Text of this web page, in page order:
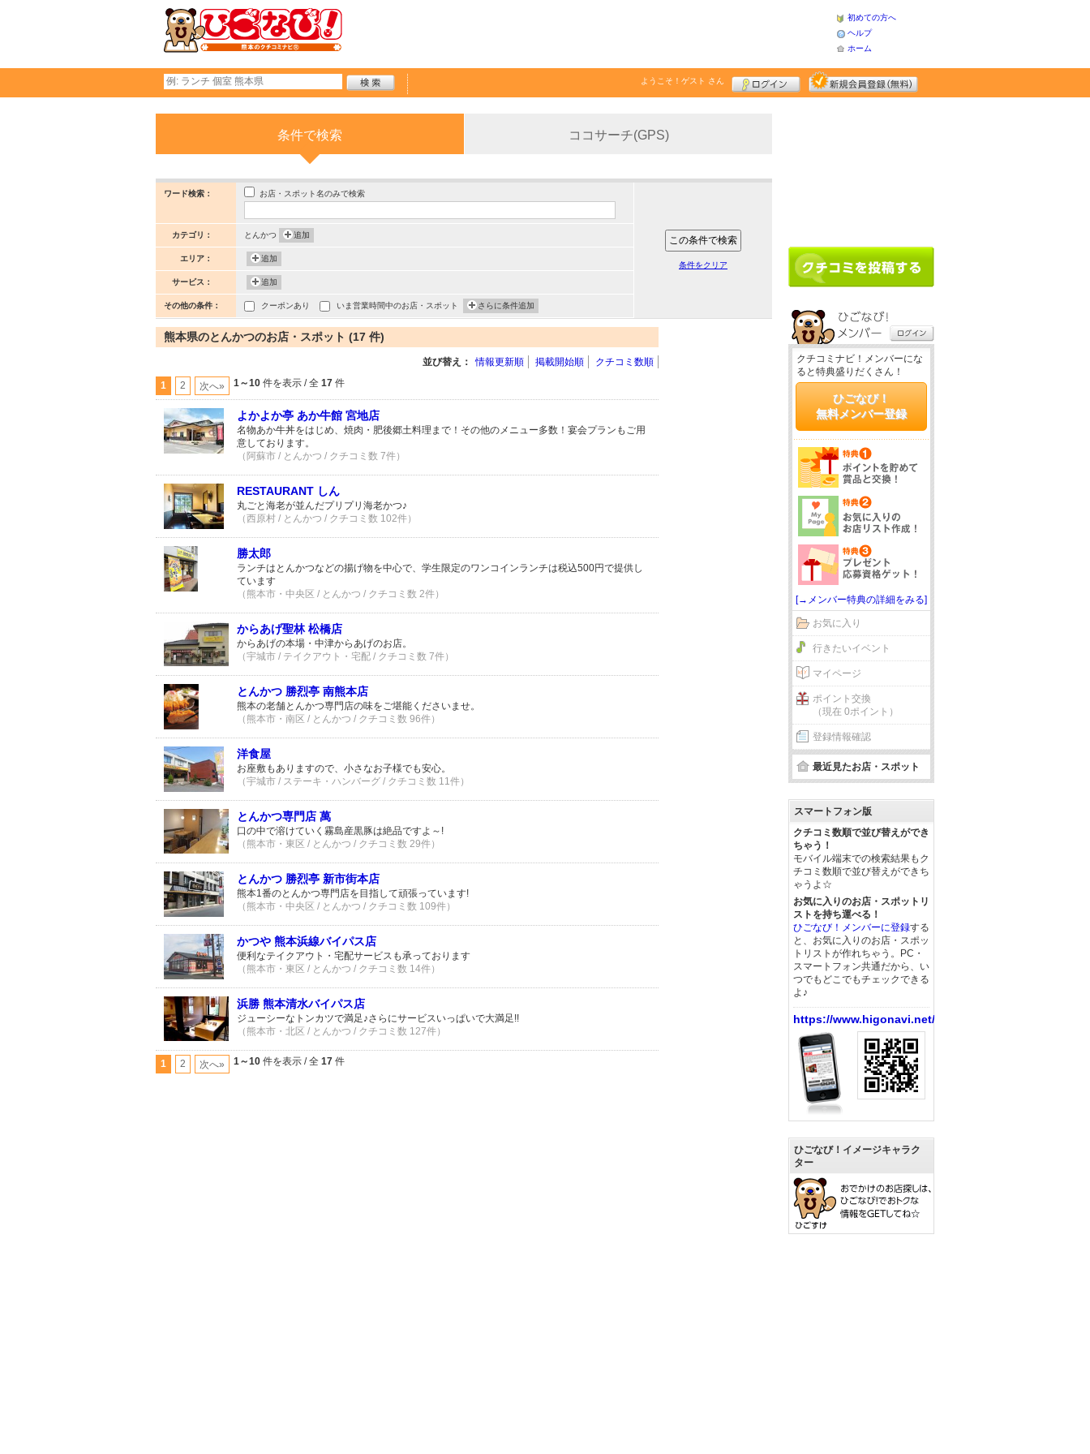
初めての方へ
ヘルプ
ホーム
ようこそ！ ゲスト さん
条件で検索 ココサーチ(GPS)
ワード検索： お店・スポット名のみで検索
カテゴリ： とんかつ 追加
エリア： 追加
サービス： 追加
その他の条件： クーポンあり いま営業時間中のお店・スポット さらに条件追加
条件をクリア
熊本県のとんかつのお店・スポット (17 件)
並び替え： 情報更新順 掲載開始順 クチコミ数順
1 2 次へ» 1～10 件を表示 / 全 17 件
よかよか亭 あか牛館 宮地店
名物あか牛丼をはじめ、焼肉・肥後郷土料理まで！その他のメニュー多数！宴会プランもご用
意しております。
（阿蘇市 / とんかつ / クチコミ数 7件）
RESTAURANT しん
丸ごと海老が並んだプリプリ海老かつ♪
（西原村 / とんかつ / クチコミ数 102件）
勝太郎
ランチはとんかつなどの揚げ物を中心で、学生限定のワンコインランチは税込500円で提供し
ています
（熊本市・中央区 / とんかつ / クチコミ数 2件）
からあげ聖林 松橋店
からあげの本場・中津からあげのお店。
（宇城市 / テイクアウト・宅配 / クチコミ数 7件）
とんかつ 勝烈亭 南熊本店
熊本の老舗とんかつ専門店の味をご堪能くださいませ。
（熊本市・南区 / とんかつ / クチコミ数 96件）
洋食屋
お座敷もありますので、小さなお子様でも安心。
（宇城市 / ステーキ・ハンバーグ / クチコミ数 11件）
とんかつ専門店 萬
口の中で溶けていく霧島産黒豚は絶品ですよ～!
（熊本市・東区 / とんかつ / クチコミ数 29件）
とんかつ 勝烈亭 新市街本店
熊本1番のとんかつ専門店を目指して頑張っています!
（熊本市・中央区 / とんかつ / クチコミ数 109件）
かつや 熊本浜線バイパス店
便利なテイクアウト・宅配サービスも承っております
（熊本市・東区 / とんかつ / クチコミ数 14件）
浜勝 熊本清水バイパス店
ジューシーなトンカツで満足♪さらにサービスいっぱいで大満足!!
（熊本市・北区 / とんかつ / クチコミ数 127件）
1 2 次へ» 1～10 件を表示 / 全 17 件
クチコミナビ！メンバーにな
ると特典盛りだくさん！
ひごなび！
無料メンバー登録
[→メンバー特典の詳細をみる]
お気に入り
行きたいイベント
マイページ
ポイント交換
（現在 0ポイント）
登録情報確認
最近見たお店・スポット
スマートフォン版
クチコミ数順で並び替えができ
ちゃう！
モバイル端末での検索結果もク
チコミ数順で並び替えができち
ゃうよ☆
お気に入りのお店・スポットリ
ストを持ち運べる！
ひごなび！メンバーに登録する
と、お気に入りのお店・スポッ
トリストが作れちゃう。PC・
スマートフォン共通だから、い
つでもどこでもチェックできる
よ♪
https://www.higonavi.net/
ひごなび！イメージキャラク
ター